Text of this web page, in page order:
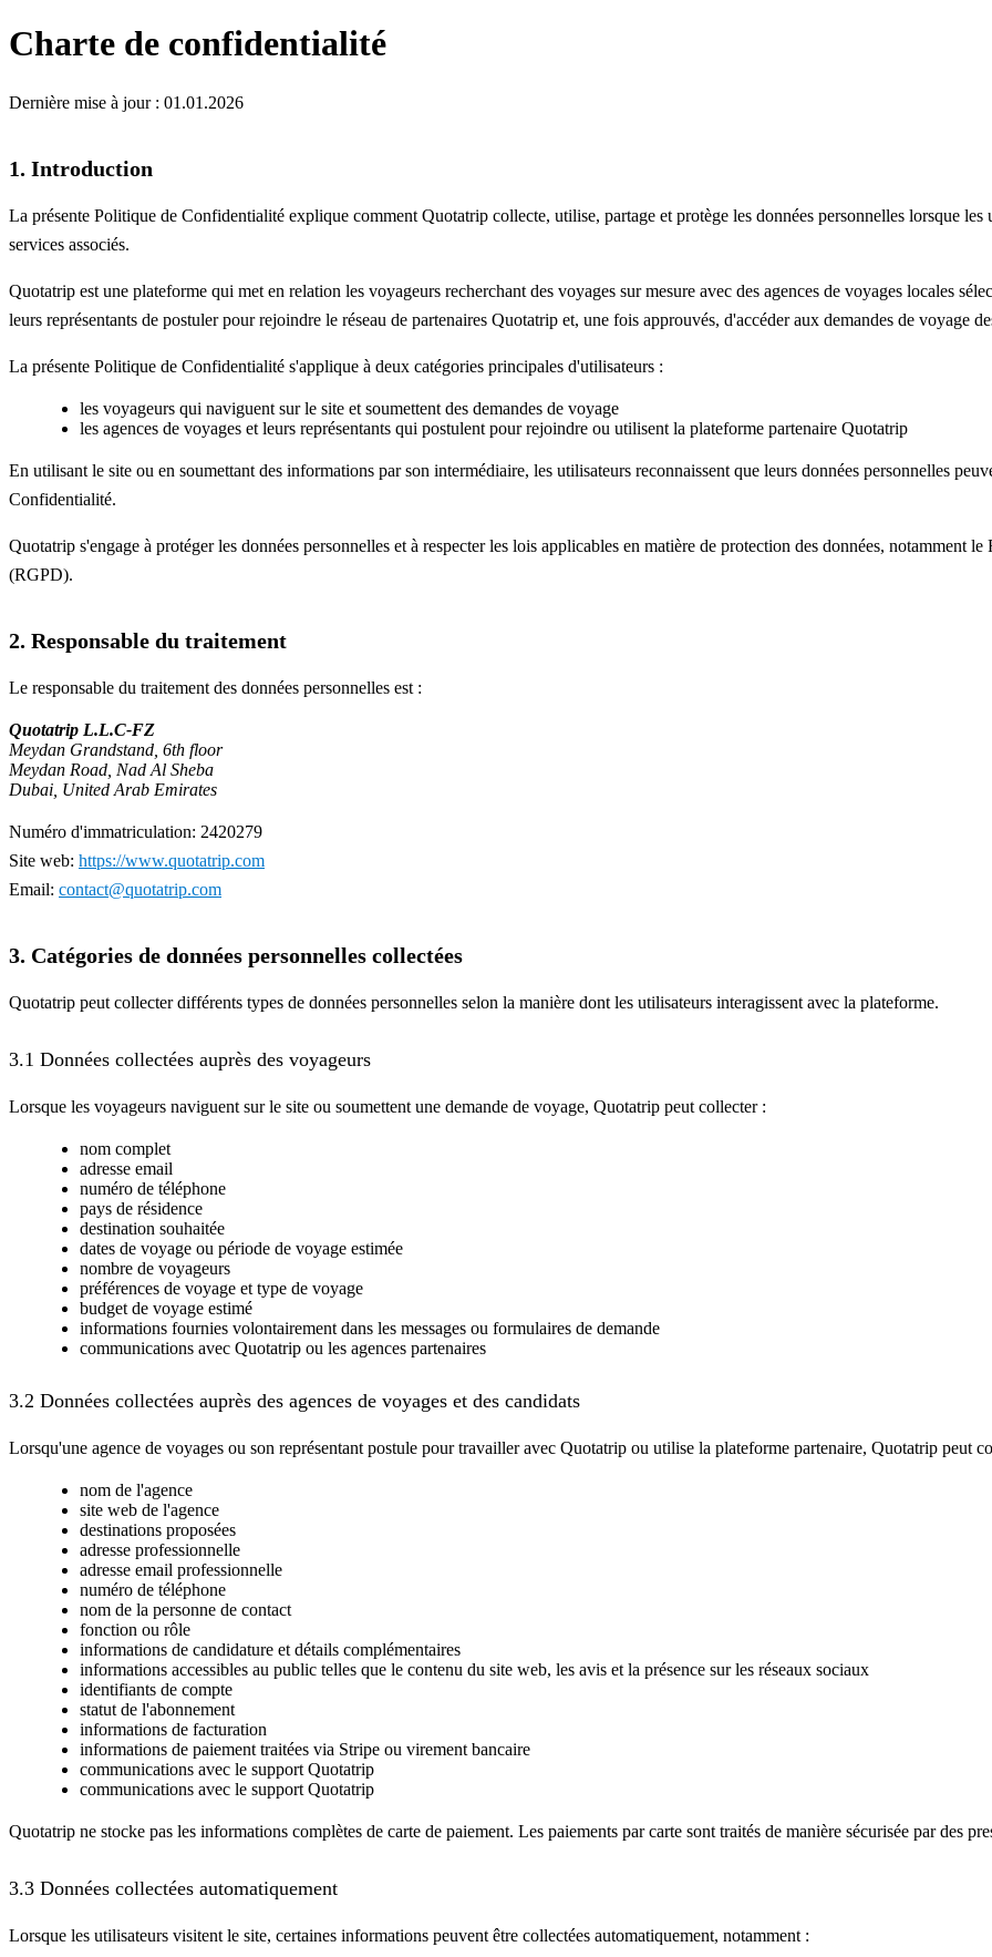
Charte de confidentialité
Dernière mise à jour : 01.01.2026
1. Introduction
La présente Politique de Confidentialité explique comment Quotatrip collecte, utilise, partage et protège les données personnelles lorsque
services associés.
Quotatrip est une plateforme qui met en relation les voyageurs recherchant des voyages sur mesure avec des agences de voyages locales
leurs représentants de postuler pour rejoindre le réseau de partenaires Quotatrip et, une fois approuvés, d'accéder aux demandes de voyage
La présente Politique de Confidentialité s'applique à deux catégories principales d'utilisateurs :
les voyageurs qui naviguent sur le site et soumettent des demandes de voyage
les agences de voyages et leurs représentants qui postulent pour rejoindre ou utilisent la plateforme partenaire Quotatrip
En utilisant le site ou en soumettant des informations par son intermédiaire, les utilisateurs reconnaissent que leurs données personnelles
Confidentialité.
Quotatrip s'engage à protéger les données personnelles et à respecter les lois applicables en matière de protection des données, notamment
(RGPD).
2. Responsable du traitement
Le responsable du traitement des données personnelles est :
Quotatrip L.L.C-FZ
Meydan Grandstand, 6th floor
Meydan Road, Nad Al Sheba
Dubai, United Arab Emirates
Numéro d'immatriculation: 2420279
Site web: https://www.quotatrip.com
Email: contact@quotatrip.com
3. Catégories de données personnelles collectées
Quotatrip peut collecter différents types de données personnelles selon la manière dont les utilisateurs interagissent avec la plateforme.
3.1 Données collectées auprès des voyageurs
Lorsque les voyageurs naviguent sur le site ou soumettent une demande de voyage, Quotatrip peut collecter :
nom complet
adresse email
numéro de téléphone
pays de résidence
destination souhaitée
dates de voyage ou période de voyage estimée
nombre de voyageurs
préférences de voyage et type de voyage
budget de voyage estimé
informations fournies volontairement dans les messages ou formulaires de demande
communications avec Quotatrip ou les agences partenaires
3.2 Données collectées auprès des agences de voyages et des candidats
Lorsqu'une agence de voyages ou son représentant postule pour travailler avec Quotatrip ou utilise la plateforme partenaire, Quotatrip peut
nom de l'agence
site web de l'agence
destinations proposées
adresse professionnelle
adresse email professionnelle
numéro de téléphone
nom de la personne de contact
fonction ou rôle
informations de candidature et détails complémentaires
informations accessibles au public telles que le contenu du site web, les avis et la présence sur les réseaux sociaux
identifiants de compte
statut de l'abonnement
informations de facturation
informations de paiement traitées via Stripe ou virement bancaire
communications avec le support Quotatrip
communications avec le support Quotatrip
Quotatrip ne stocke pas les informations complètes de carte de paiement. Les paiements par carte sont traités de manière sécurisée par des
3.3 Données collectées automatiquement
Lorsque les utilisateurs visitent le site, certaines informations peuvent être collectées automatiquement, notamment :